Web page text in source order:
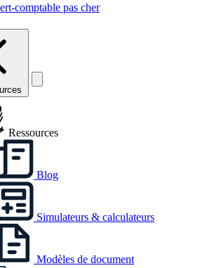
comptable pas cher
Ressources
Blog
Simulateurs & calculateurs
Modèles de document